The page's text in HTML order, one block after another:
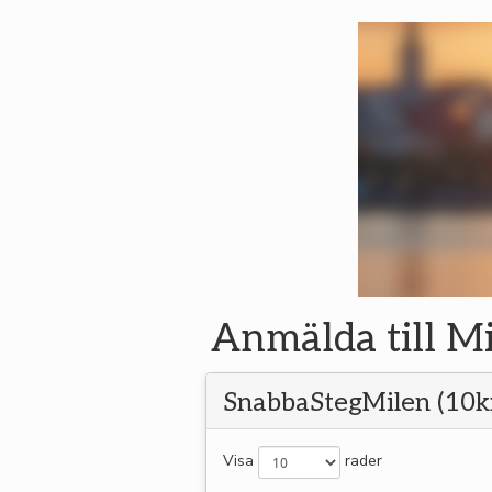
Anmälda till
SnabbaStegMilen
Visa rader